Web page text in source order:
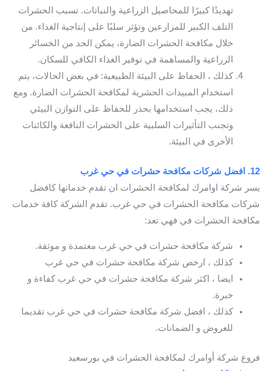
تهديدًا كبيرًا للمحاصيل الزراعية والنباتات. تسبب الحشرات
التلف الكبير للمزارعين وتؤثر سلبًا على إنتاجية الغذاء. من
خلال مكافحة الحشرات الضارة، يمكن الحد من الخسائر
الزراعية والمساهمة في توفير الغذاء الكافي للسكان.
كذلك ، الحفاظ على البيئة الطبيعية: في بعض الحالات، يتم
استخدام المبيدات الحشرية لمكافحة الحشرات الضارة. ومع
ذلك، يجب استخدامها بحذر للحفاظ على التوازن البيئي
وتجنب التأثيرات السلبية على الحشرات النافعة والكائنات
الأخرى في البيئة.
12. افضل شركات مكافحة حشرات في حي غرب
يسر شركة اوامرك لمكافحة الحشرات ان تقدم خدماتها كافضل
شركات مكافحة الحشرات في حي غرب. تقدم الشركة كافة خدمات
مكافحة الحشرات في فهي تعد:
شركة مكافحة حشرات في حي غرب معتمدة و موثقة.
كذلك ، ارخص شركة مكافحة حشرات في حي غرب
ايضا ، اكثر شركة مكافحة حشرات في حي غرب كفاءة و
خبرة.
كذلك ، افضل شركة مكافحة حشرات في حي غرب تقديما
للعروض و الضمانات.
فروع شركة أوامرك لمكافحة الحشرات في بورسعيد